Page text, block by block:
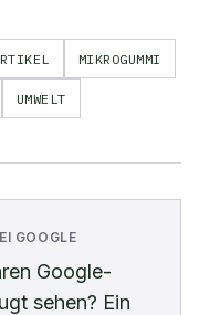
MIKROGUMMI
UMWELT
GOOGLE
Google-
sehen? Ein